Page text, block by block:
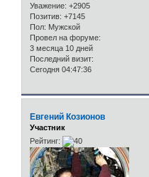
Уважение: +2905
Позитив: +7145
Пол: Мужской
Провел на форуме:
3 месяца 10 дней
Последний визит:
Сегодня 04:47:36
Евгений Козионов
Участник
Рейтинг: